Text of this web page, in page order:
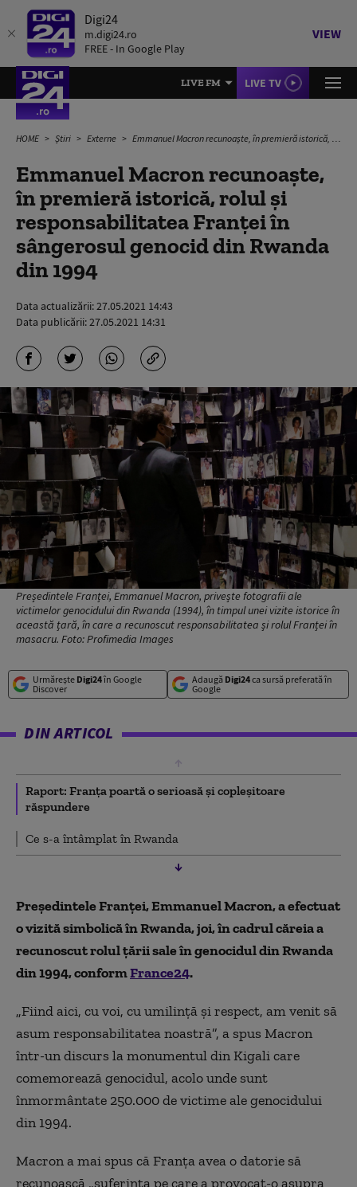
Digi24
m.digi24.ro
FREE - In Google Play
VIEW
LIVE FM LIVE TV
HOME Știri Externe Emmanuel Macron recunoaște, în premieră istorică, rolul și responsabilitatea Franței în sângerosul genocid din Rwanda din 1994
Emmanuel Macron recunoaște,
în premieră istorică, rolul și
responsabilitatea Franței în
sângerosul genocid din Rwanda
din 1994
Data actualizării:27.05.2021 14:43
Data publicării:27.05.2021 14:31
Președintele Franței, Emmanuel Macron, privește fotografii ale
victimelor genocidului din Rwanda (1994), în timpul unei vizite istorice în
această țară, în care a recunoscut responsabilitatea și rolul Franței în
masacru. Foto: Profimedia Images
Urmărește Digi24în Google
Discover
Adaugă Digi24ca sursă preferată în
Google
DIN ARTICOL
Raport: Franța poartă o serioasă și copleșitoare
răspundere
Ce s-a întâmplat în Rwanda
Președintele Franței, Emmanuel Macron, a efectuat
o vizită simbolică în Rwanda, joi, în cadrul căreia a
recunoscut rolul țării sale în genocidul din Rwanda
din 1994, conformFrance24.
„Fiind aici, cu voi, cu umilință și respect, am venit să
asum responsabilitatea noastră”, a spus Macron
într-un discurs la monumentul din Kigali care
comemorează genocidul, acolo unde sunt
înmormântate 250.000 de victime ale genocidului
din 1994.
Macron a mai spus că Franța avea o datorie să
recunoască „suferința pe care a provocat-o asupra